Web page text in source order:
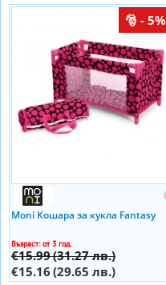
- 5%
Moni Кошара за кукла Fantasy
Възраст: от 3 год.
€15.99(31.27 лв.)
€15.16 (29.65 лв.)